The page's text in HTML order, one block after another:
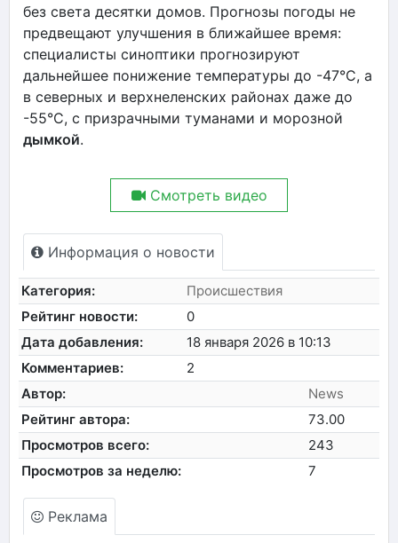
без света десятки домов. Прогнозы погоды не
предвещают улучшения в ближайшее время:
специалисты синоптики прогнозируют
дальнейшее понижение температуры до -47°C, а
в северных и верхнеленских районах даже до
-55°C, с призрачными туманами и морозной
дымкой.
Смотреть видео
Информация о новости
Категория:
Происшествия
Рейтинг новости:
0
Дата добавления:
18 января 2026 в 10:13
Комментариев:
2
Автор:
News
Рейтинг автора:
73.00
Просмотров всего:
243
Просмотров за неделю:
7
Реклама